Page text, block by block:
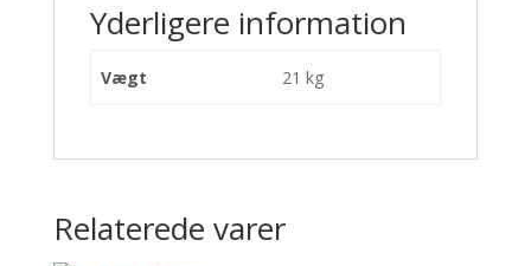
Yderligere information
Vægt 21 kg
Relaterede varer